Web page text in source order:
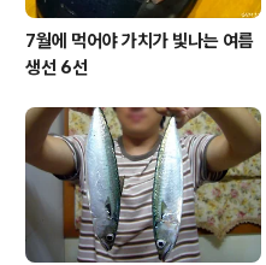
7월에 먹어야 가치가 빛나는 여름
생선 6선